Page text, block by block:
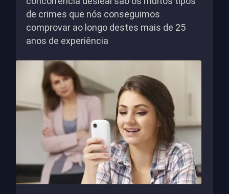
de crimes que nós conseguimos
comprovar ao longo destes mais de 25
anos de experiência